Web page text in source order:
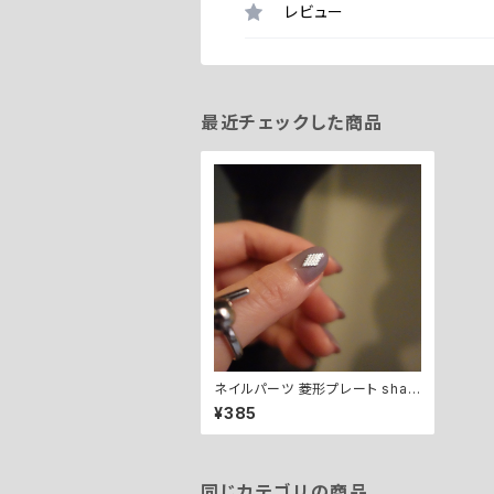
レビュー
最近チェックした商品
ネイルパーツ 菱形プレート shap
ed plate
¥385